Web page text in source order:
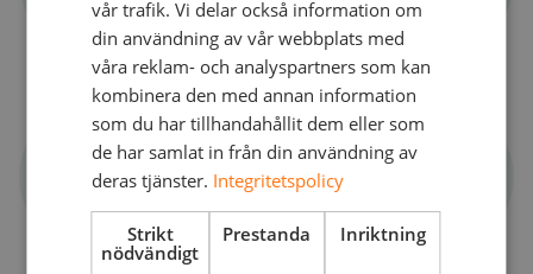
Intelligence and Forensics Manager
Matthew Clark
NetNordic’s Director of Security, Datacenter &
Cloud Services
vår trafik. Vi delar också information om
din användning av vår webbplats med
våra reklam- och analyspartners som kan
kombinera den med annan information
som du har tillhandahållit dem eller som
de har samlat in från din användning av
deras tjänster. Integritetspolicy
Strikt
nödvändigt
Prestanda Inriktning